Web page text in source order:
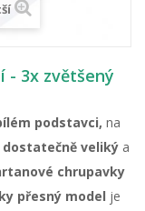
- 3x zvětšený
podstavci, na
dostatečně veliký a
chrupavky
přesný model je